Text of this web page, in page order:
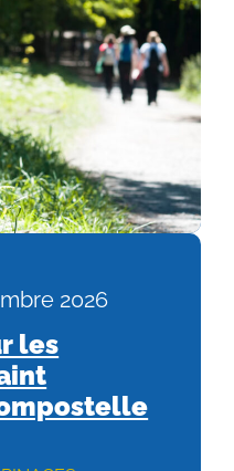
les
2026